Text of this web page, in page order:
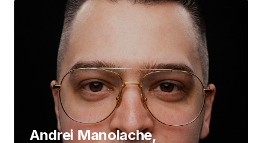
Andrei Manolache,